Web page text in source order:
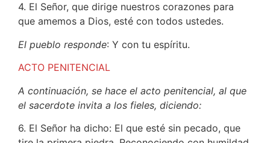
4. El Señor, que dirige nuestros corazones para
que amemos a Dios, esté con todos ustedes.
El pueblo responde: Y con tu espíritu.
ACTO PENITENCIAL
A continuación, se hace el acto penitencial, al que
el sacerdote invita a los fieles, diciendo:
6. El Señor ha dicho: El que esté sin pecado, que